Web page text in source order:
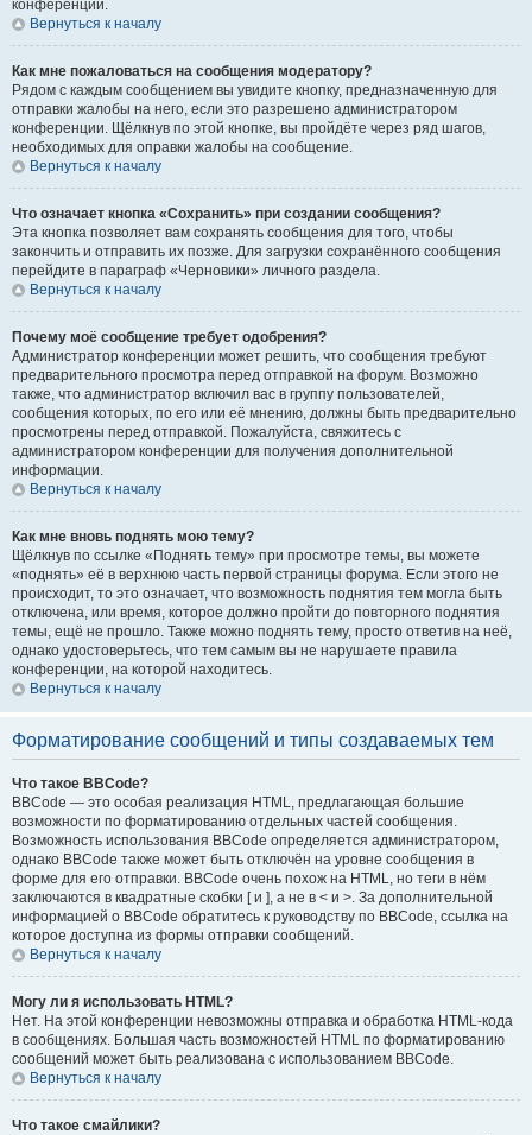
конференции.
Вернуться к началу
Как мне пожаловаться на сообщения модератору?
Рядом с каждым сообщением вы увидите кнопку, предназначенную для
отправки жалобы на него, если это разрешено администратором
конференции. Щёлкнув по этой кнопке, вы пройдёте через ряд шагов,
необходимых для оправки жалобы на сообщение.
Вернуться к началу
Что означает кнопка «Сохранить» при создании сообщения?
Эта кнопка позволяет вам сохранять сообщения для того, чтобы
закончить и отправить их позже. Для загрузки сохранённого сообщения
перейдите в параграф «Черновики» личного раздела.
Вернуться к началу
Почему моё сообщение требует одобрения?
Администратор конференции может решить, что сообщения требуют
предварительного просмотра перед отправкой на форум. Возможно
также, что администратор включил вас в группу пользователей,
сообщения которых, по его или её мнению, должны быть предварительно
просмотрены перед отправкой. Пожалуйста, свяжитесь с
администратором конференции для получения дополнительной
информации.
Вернуться к началу
Как мне вновь поднять мою тему?
Щёлкнув по ссылке «Поднять тему» при просмотре темы, вы можете
«поднять» её в верхнюю часть первой страницы форума. Если этого не
происходит, то это означает, что возможность поднятия тем могла быть
отключена, или время, которое должно пройти до повторного поднятия
темы, ещё не прошло. Также можно поднять тему, просто ответив на неё,
однако удостоверьтесь, что тем самым вы не нарушаете правила
конференции, на которой находитесь.
Вернуться к началу
Форматирование сообщений и типы создаваемых тем
Что такое BBCode?
BBCode — это особая реализация HTML, предлагающая большие
возможности по форматированию отдельных частей сообщения.
Возможность использования BBCode определяется администратором,
однако BBCode также может быть отключён на уровне сообщения в
форме для его отправки. BBCode очень похож на HTML, но теги в нём
заключаются в квадратные скобки [ и ], а не в < и >. За дополнительной
информацией о BBCode обратитесь к руководству по BBCode, ссылка на
которое доступна из формы отправки сообщений.
Вернуться к началу
Могу ли я использовать HTML?
Нет. На этой конференции невозможны отправка и обработка HTML-кода
в сообщениях. Большая часть возможностей HTML по форматированию
сообщений может быть реализована с использованием BBCode.
Вернуться к началу
Что такое смайлики?